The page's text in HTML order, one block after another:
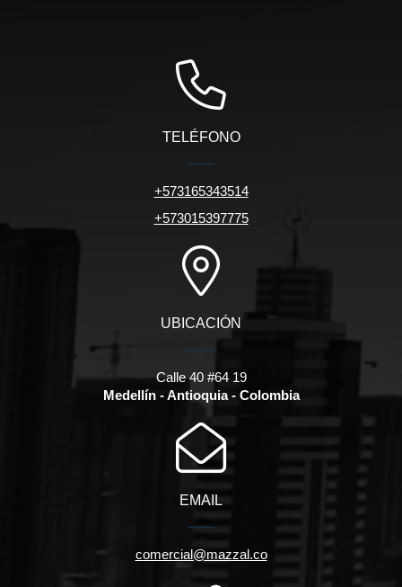
TELÉFONO
+573165343514
+573015397775
UBICACIÓN
Calle 40 #64 19
Medellín - Antioquia - Colombia
EMAIL
comercial@mazzal.co